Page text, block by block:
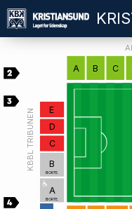
A B C
A
B
C
D
E
BORTE.
BORTE.
KBBL TRIBUNEN